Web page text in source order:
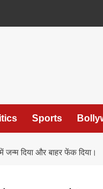
Sports
जन्म दिया और बाहर फेंक दिया।